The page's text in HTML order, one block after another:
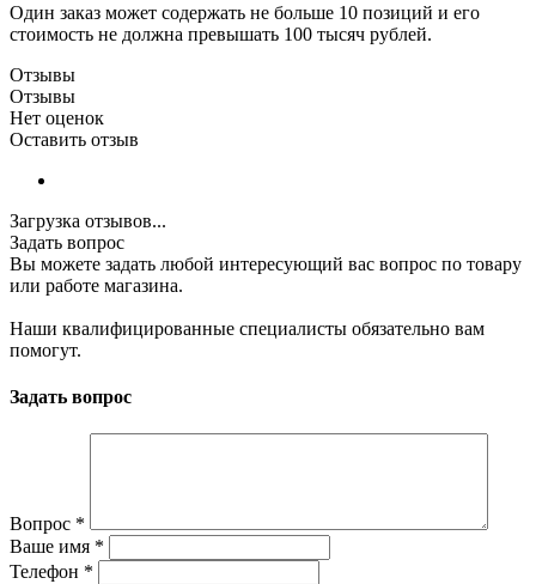
Один заказ может содержать не больше 10 позиций и его
стоимость не должна превышать 100 тысяч рублей.
Отзывы
Отзывы
Нет оценок
Оставить отзыв
Загрузка отзывов...
Задать вопрос
Вы можете задать любой интересующий вас вопрос по товару
или работе магазина.
Наши квалифицированные специалисты обязательно вам
помогут.
Задать вопрос
Вопрос *
Ваше имя *
Телефон *